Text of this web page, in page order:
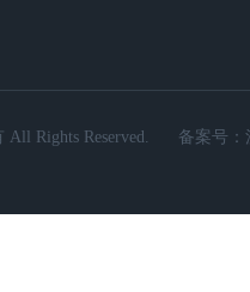
Rights Reserved. 备案号：